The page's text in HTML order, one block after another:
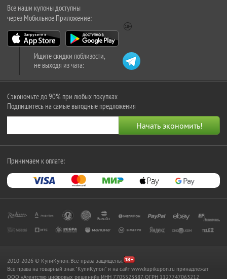
Все наши купоны доступны
через Мобильное Приложение:
Ищите скидки поблизости,
не выходя из чата:
Сэкономьте до 90% при любых покупках
Подпишитесь на самые выгодные предложения
Принимаем к оплате:
2010-2026 © КупиКупон. Все права защищены.
Все права на товарный знак "КупиКупон" и на сайт www.kupikupon.ru принадлежат
OOO «Агентство цифровых решений» ИНН 7705523387, ОГРН 1127747063212